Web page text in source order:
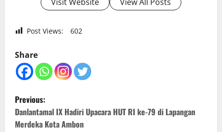
Post Views: 602
Share
P
o
Previous:
Danlantamal IX Hadiri Upacara HUT RI ke-79 di Lapangan
Merdeka Kota Ambon